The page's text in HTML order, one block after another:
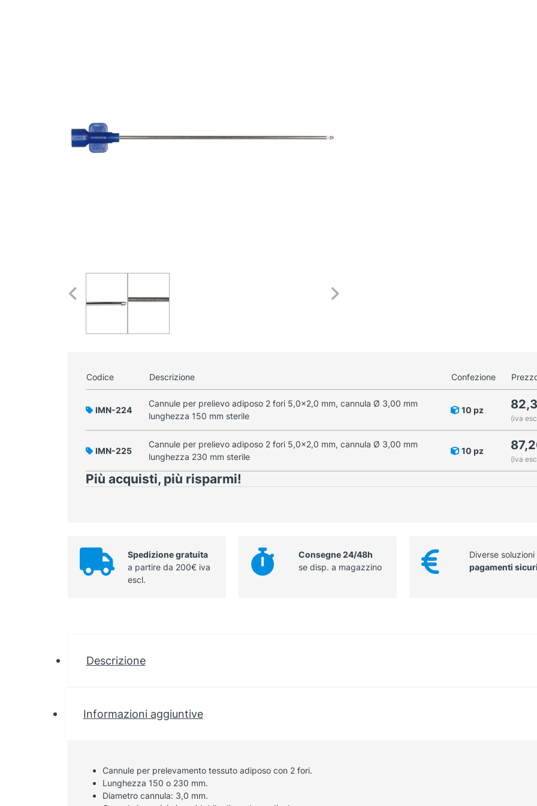
Codice Descrizione Confezione
IMN-224
Cannule per prelievo adiposo 2 fori 5,0x2,0 mm, cannula Ø 3,00 mm
lunghezza 150 mm sterile
10 pz
(iva
IMN-225
Cannule per prelievo adiposo 2 fori 5,0x2,0 mm, cannula Ø 3,00 mm
lunghezza 230 mm sterile
10 pz
(iva
Più acquisti, più risparmi!
Spedizione gratuita
a partire da 200€ iva
escl.
Consegne 24/48h
se disp. a magazzino
Diverse soluzioni
pagamenti sicuri
Descrizione
Informazioni aggiuntive
Cannule per prelevamento tessuto adiposo con 2 fori.
Lunghezza 150 o 230 mm.
Diametro cannula: 3,0 mm.